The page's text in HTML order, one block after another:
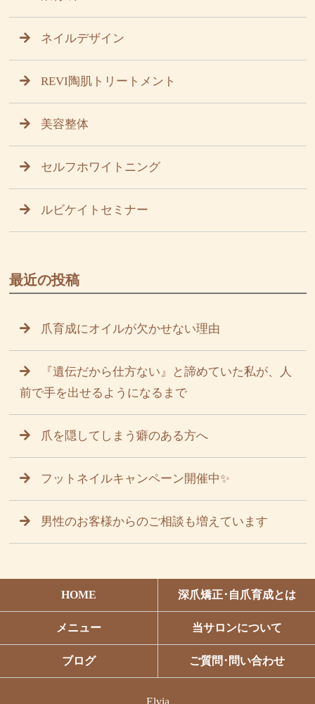
ネイルデザイン
REVI陶肌トリートメント
美容整体
セルフホワイトニング
ルビケイトセミナー
最近の投稿
爪育成にオイルが欠かせない理由
『遺伝だから仕方ない』と諦めていた私が、人
前で手を出せるようになるまで
爪を隠してしまう癖のある方へ
フットネイルキャンペーン開催中✨
男性のお客様からのご相談も増えています
HOME 深爪矯正･自爪育成とは
メニュー 当サロンについて
ブログ ご質問･問い合わせ